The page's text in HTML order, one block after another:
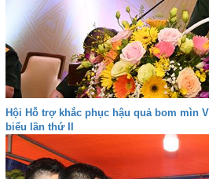
Hội Hỗ trợ khắc phục hậu quả bom mìn
biểu lần thứ II